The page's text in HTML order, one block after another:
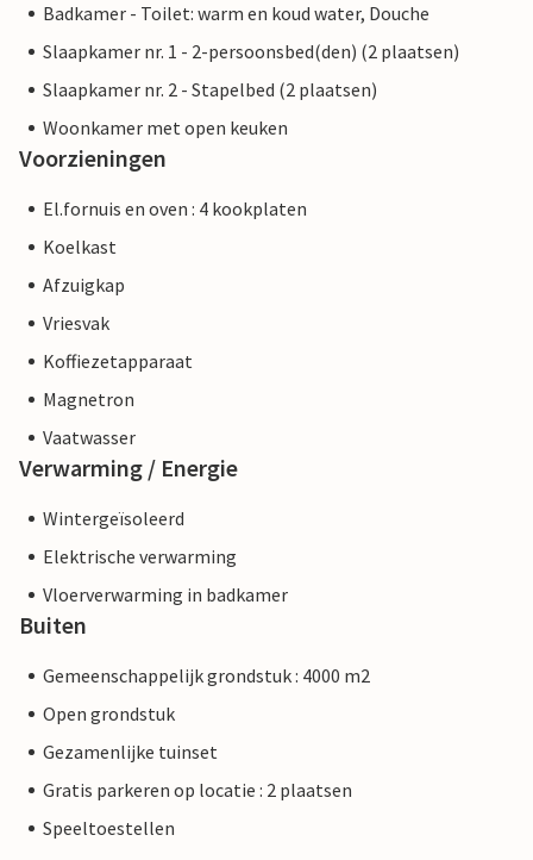
Badkamer - Toilet: warm en koud water, Douche
Slaapkamer nr. 1 - 2-persoonsbed(den) (2 plaatsen)
Slaapkamer nr. 2 - Stapelbed (2 plaatsen)
Woonkamer met open keuken
Voorzieningen
El.fornuis en oven : 4 kookplaten
Koelkast
Afzuigkap
Vriesvak
Koffiezetapparaat
Magnetron
Vaatwasser
Verwarming / Energie
Wintergeïsoleerd
Elektrische verwarming
Vloerverwarming in badkamer
Buiten
Gemeenschappelijk grondstuk : 4000 m2
Open grondstuk
Gezamenlijke tuinset
Gratis parkeren op locatie : 2 plaatsen
Speeltoestellen